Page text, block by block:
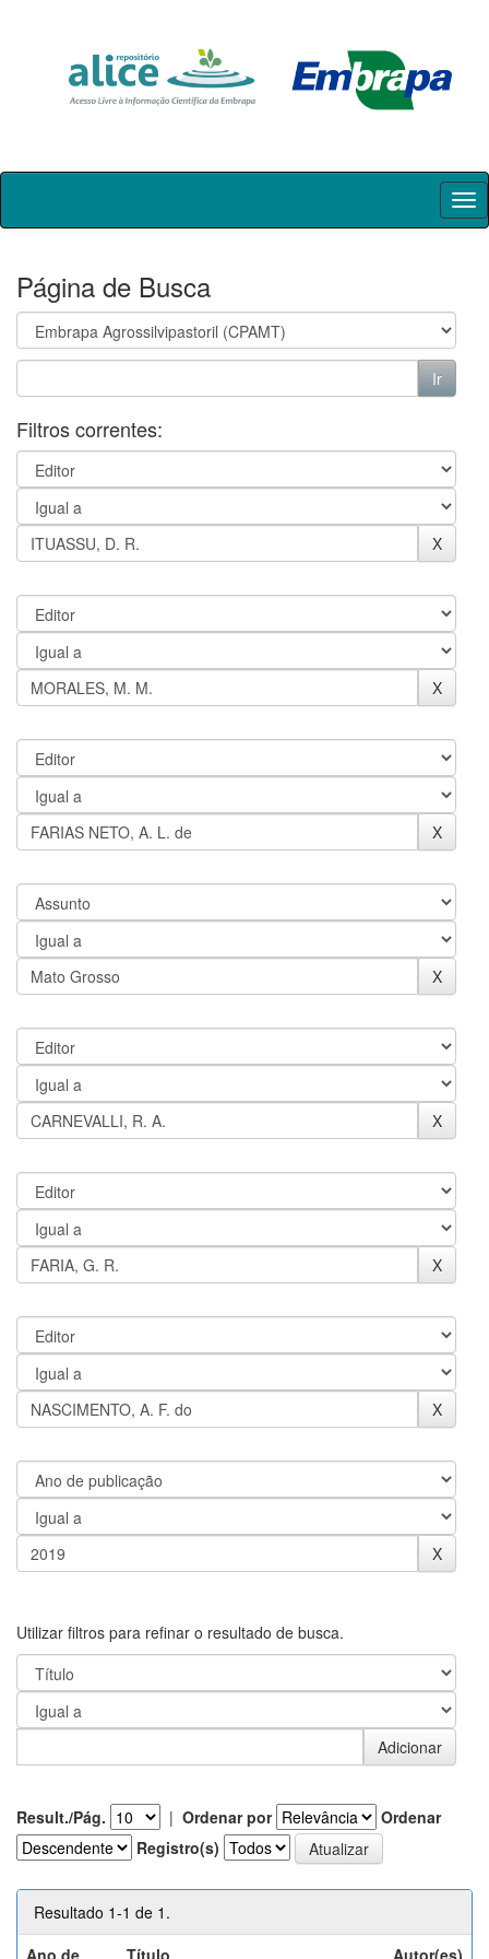
Skip
Página de Busca
Filtros correntes:
Utilizar filtros para refinar o resultado de busca.
Result./Pág. | Ordenar por
Ordenar
Registro(s)
Resultado 1-1 de 1.
Ano de
Título Autor(es)